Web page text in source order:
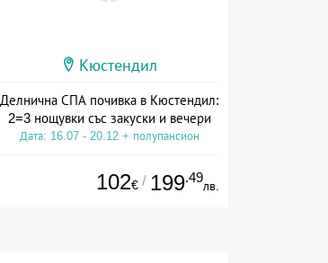
Кюстендил
Делнична СПА почивка в Кюстендил:
2=3 нощувки със закуски и вечери
Дата: 16.07 - 20.12 + полупансион
102€ / 199.49
лв.